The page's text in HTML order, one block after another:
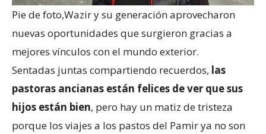
Pie de foto,Wazir y su generación aprovecharon
nuevas oportunidades que surgieron gracias a
mejores vínculos con el mundo exterior.
Sentadas juntas compartiendo recuerdos, las
pastoras ancianas están felices de ver que sus
hijos están bien, pero hay un matiz de tristeza
porque los viajes a los pastos del Pamir ya no son